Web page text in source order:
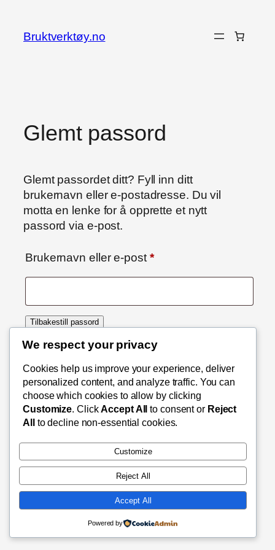
innhold
Bruktverktøy.no
Glemt passord
Glemt passordet ditt? Fyll inn ditt
brukernavn eller e-postadresse. Du vil
motta en lenke for å opprette et nytt
passord via e-post.
Brukernavn eller e-post *Påkrevd
Tilbakestill passord
Bruktverktøy.no
Nettbutikk for brukte verktøy
We respect your privacy
Cookies help us improve your experience, deliver
personalized content, and analyze traffic. You can
choose which cookies to allow by clicking
Customize. ClickAccept All to consent or Reject
All
to decline non-essential cookies.
Customize
Reject All
Accept All
Powered by